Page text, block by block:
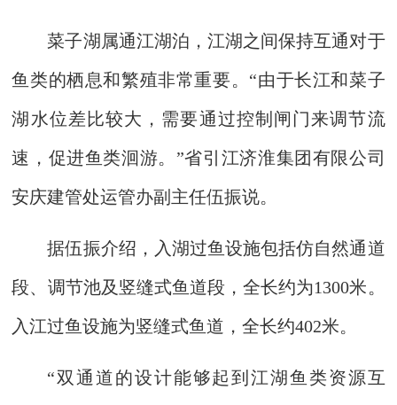
菜子湖属通江湖泊，江湖之间保持互通对于
鱼类的栖息和繁殖非常重要。“由于长江和菜子
湖水位差比较大，需要通过控制闸门来调节流
速，促进鱼类洄游。”省引江济淮集团有限公司
安庆建管处运管办副主任伍振说。
据伍振介绍，入湖过鱼设施包括仿自然通道
段、调节池及竖缝式鱼道段，全长约为1300米。
入江过鱼设施为竖缝式鱼道，全长约402米。
“双通道的设计能够起到江湖鱼类资源互